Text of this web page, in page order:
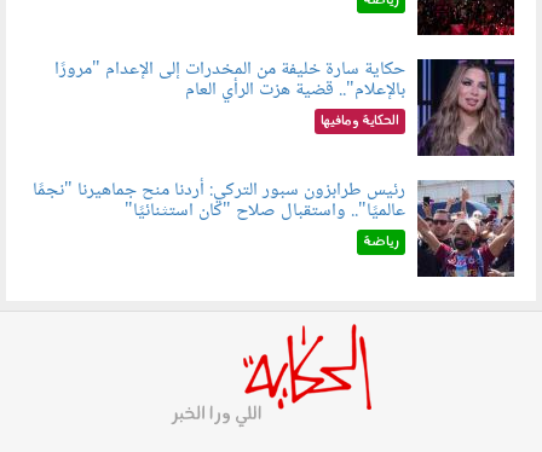
060801.jpeg
حكاية سارة خليفة من المخدرات إلى الإعدام "مرورًا
بالإعلام".. قضية هزت الرأي العام
الحكاية ومافيها
060803.jpg
رئيس طرابزون سبور التركي: أردنا منح جماهيرنا "نجمًا
عالميًا".. واستقبال صلاح "كان استثنائيًا"
رياضة